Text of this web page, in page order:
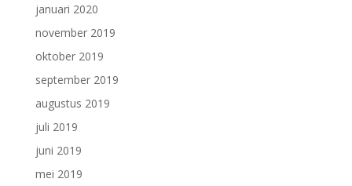
januari 2020
november 2019
oktober 2019
september 2019
augustus 2019
juli 2019
juni 2019
mei 2019